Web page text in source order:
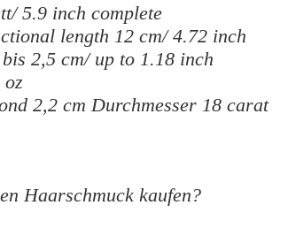
5.9 inch complete
length 12 cm/ 4.72 inch
2,5 cm/ up to 1.18 inch
oz
2,2 cm Durchmesser 18 carat
Haarschmuck kaufen?